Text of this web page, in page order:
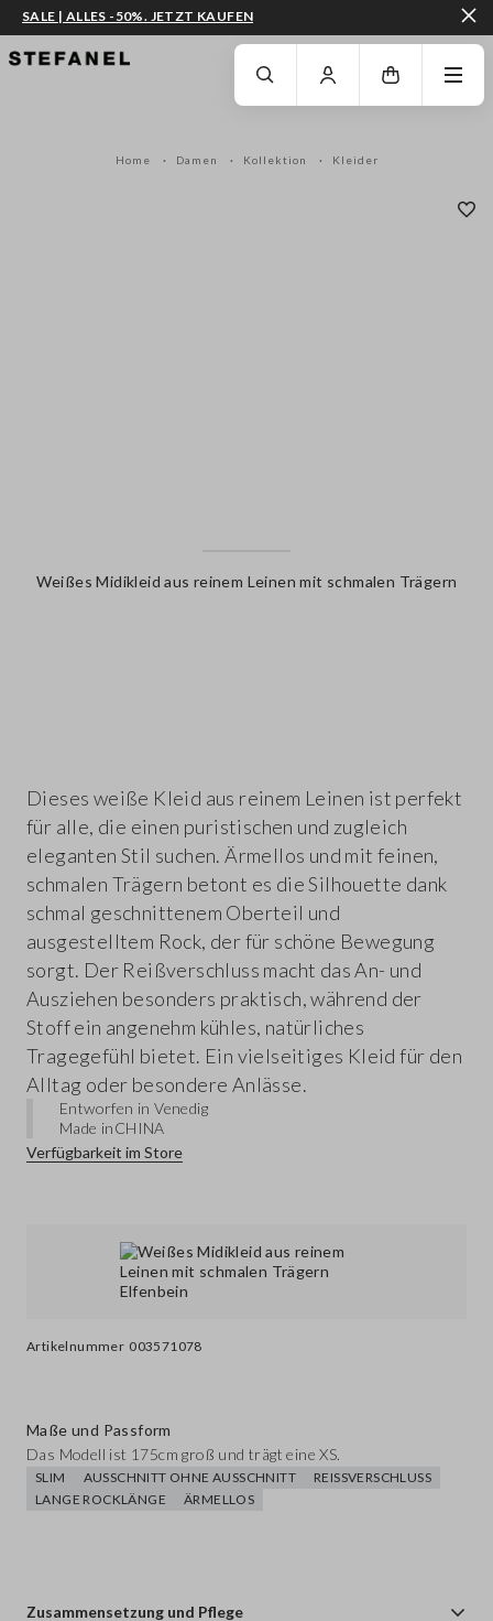
ZUM HAUPTINHALT SPRINGEN GEHEN SIE ZUM ENDE DER SEITE
SALE | ALLES -50%. JETZT KAUFEN
Home Damen Kollektion Kleider
Weißes Midikleid aus reinem Leinen mit schmalen Trägern
Artikelnummer 003571078
Dieses weiße Kleid aus reinem Leinen ist perfekt
für alle, die einen puristischen und zugleich
eleganten Stil suchen. Ärmellos und mit feinen,
schmalen Trägern betont es die Silhouette dank
schmal geschnittenem Oberteil und
ausgestelltem Rock, der für schöne Bewegung
sorgt. Der Reißverschluss macht das An- und
Ausziehen besonders praktisch, während der
Stoff ein angenehm kühles, natürliches
Tragegefühl bietet. Ein vielseitiges Kleid für den
Alltag oder besondere Anlässe.
Entworfen in Venedig
Made inCHINA
Verfügbarkeit im Store
Maße und Passform
Das Modell ist 175cm groß und trägt eine XS.
SLIM AUSSCHNITT OHNE AUSSCHNITT
REISSVERSCHLUSS
LANGE ROCKLÄNGE
ÄRMELLOS
Zusammensetzung und Pflege